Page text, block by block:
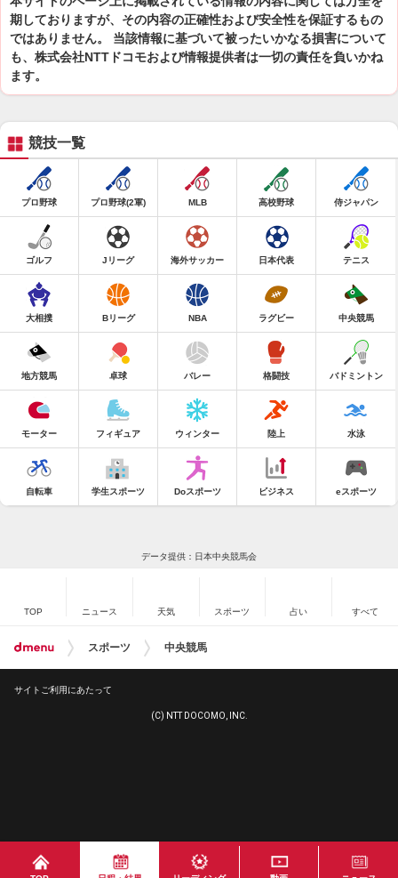
期しておりますが、その内容の正確性および安全性を保証するもの
ではありません。 当該情報に基づいて被ったいかなる損害について
も、株式会社NTTドコモおよび情報提供者は一切の責任を負いかね
ます。
競技一覧
プロ野球 プロ野球(2軍) MLB 高校野球 侍ジャパン
ゴルフ Jリーグ 海外サッカー 日本代表 テニス
大相撲 Bリーグ NBA ラグビー 中央競馬
地方競馬 卓球 バレー 格闘技 バドミントン
モーター フィギュア ウィンター 陸上 水泳
自転車 学生スポーツ Doスポーツ ビジネス eスポーツ
データ提供：日本中央競馬会
TOP ニュース 天気 スポーツ 占い すべて
スポーツ 中央競馬
サイトご利用にあたって
(C) NTT DOCOMO, INC.